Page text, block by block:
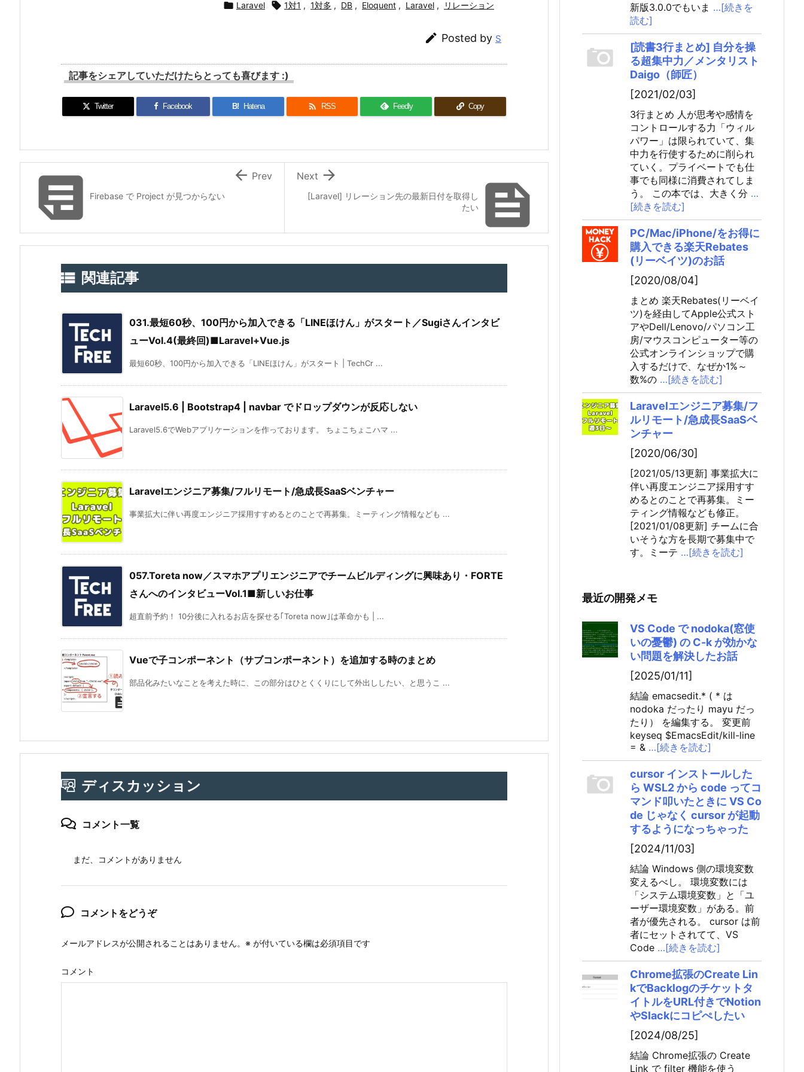
 Laravel  1対1 , 1対多 , DB , Eloquent , Laravel , リレーション
 Posted by S
記事をシェアしていただけたらとっても喜びます :)
Twitter Facebook B! Hatena  RSS Feedly Copy

[Laravel] リレーション先の最新日付を取得し
たい

Next
Firebase で Project が見つからない
 Prev
 関連記事
031.最短60秒、100円から加入できる「LINEほけん」がスタート／Sugiさんインタビ
ューVol.4(最終回)■Laravel+Vue.js
最短60秒、100円から加入できる「LINEほけん」がスタート | TechCr ...
Laravel5.6 | Bootstrap4 | navbar でドロップダウンが反応しない
Laravel5.6でWebアプリケーションを作っております。 ちょこちょこハマ ...
Laravelエンジニア募集/フルリモート/急成長SaaSベンチャー
事業拡大に伴い再度エンジニア採用すすめるとのことで再募集。ミーティング情報なども ...
057.Toreta now／スマホアプリエンジニアでチームビルディングに興味あり・FORTE
さんへのインタビューVol.1■新しいお仕事
超直前予約！ 10分後に入れるお店を探せる｢Toreta now｣は革命かも | ...
Vueで子コンポーネント（サブコンポーネント）を追加する時のまとめ
部品化みたいなことを考えた時に、この部分はひとくくりにして外出ししたい、と思うこ ...
ディスカッション
コメント一覧
まだ、コメントがありません
コメントをどうぞ
メールアドレスが公開されることはありません。 ※ が付いている欄は必須項目です
コメント
新版3.0.0でもいま …[続きを
読む]
[読書3行まとめ] 自分を操
る超集中力／メンタリスト
Daigo（師匠）
[2021/02/03]
3行まとめ 人が思考や感情を
コントロールする力「ウィル
パワー」は限られていて、集
中力を行使するために削られ
ていく。プライベートでも仕
事でも同様に消費されてしま
う。 この本では、大きく分 …
[続きを読む]
PC/Mac/iPhone/をお得に
購入できる楽天Rebates
(リーベイツ)のお話
[2020/08/04]
まとめ 楽天Rebates(リーベイ
ツ)を経由してApple公式スト
アやDell/Lenovo/パソコン工
房/マウスコンピューター等の
公式オンラインショップで購
入するだけで、なぜか1%～
数%の …[続きを読む]
Laravelエンジニア募集/フ
ルリモート/急成長SaaSベ
ンチャー
[2020/06/30]
[2021/05/13更新] 事業拡大に
伴い再度エンジニア採用すす
めるとのことで再募集。ミー
ティング情報なども修正。
[2021/01/08更新] チームに合
いそうな方を長期で募集中で
す。ミーテ …[続きを読む]
最近の開発メモ
VS Code で nodoka(窓使
いの憂鬱) の C-k が効かな
い問題を解決したお話
[2025/01/11]
結論 emacsedit.* ( * は
nodoka だったり mayu だっ
たり） を編集する。 変更前
keyseq $EmacsEdit/kill-line
= & …[続きを読む]
cursor インストールした
ら WSL2 から code ってコ
マンド叩いたときに VS Co
de じゃなく cursor が起動
するようになっちゃった
[2024/11/03]
結論 Windows 側の環境変数
変えるべし。 環境変数には
「システム環境変数」と「ユ
ーザー環境変数」がある。前
者が優先される。 cursor は前
者にセットされてて、VS
Code …[続きを読む]
Chrome拡張のCreate Lin
kでBacklogのチケットタ
イトルをURL付きでNotion
やSlackにコピぺしたい
[2024/08/25]
結論 Chrome拡張の Create
Link で filter 機能を使う